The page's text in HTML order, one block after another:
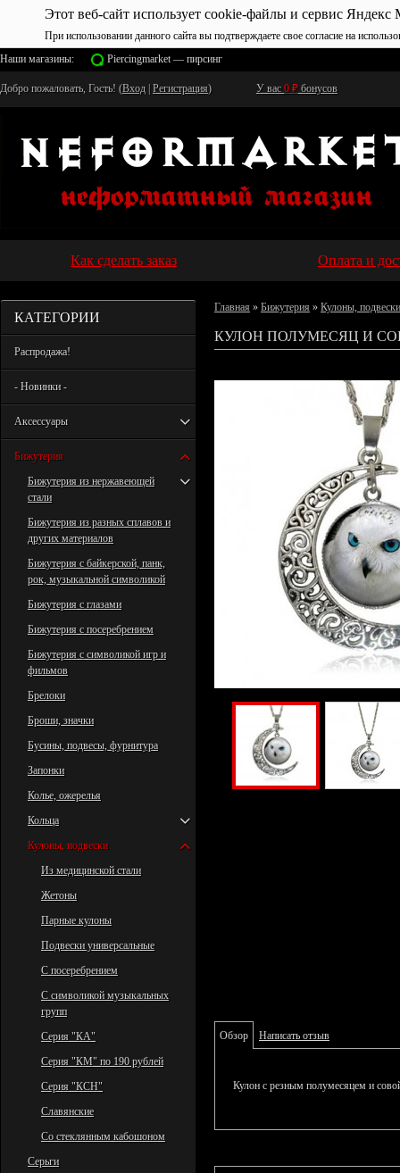
Этот веб-сайт использует cookie-файлы и сервис Яндекс
При использовании данного сайта вы подтверждаете свое согласие на
Наши магазины:
Piercingmarket — пирсинг
Добро пожаловать, Гость! (Вход Регистрация) У вас 0 ₽ бонусов
Как сделать заказ Оплата и
КАТЕГОРИИ
Распродажа!
- Новинки -
Аксессуары
Бижутерия
Бижутерия из нержавеющей
стали
Бижутерия из разных сплавов и
других материалов
Бижутерия с байкерской, панк,
рок, музыкальной символикой
Бижутерия с глазами
Бижутерия с посеребрением
Бижутерия с символикой игр и
фильмов
Брелоки
Броши, значки
Бусины, подвесы, фурнитура
Запонки
Колье, ожерелья
Кольца
Кулоны, подвески
Из медицинской стали
Жетоны
Парные кулоны
Подвески универсальные
С посеребрением
С символикой музыкальных
групп
Серия "КА"
Серия "КМ" по 190 рублей
Серия "КСН"
Славянские
Со стеклянным кабошоном
Серьги
Главная » Бижутерия » Кулоны, подвески
КУЛОН ПОЛУМЕСЯЦ И
Обзор Написать отзыв
Кулон с резным полумесяцем и